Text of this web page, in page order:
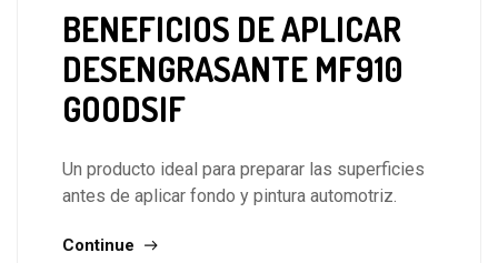
BENEFICIOS DE APLICAR
DESENGRASANTE MF910
GOODSIF
Un producto ideal para preparar las superficies
antes de aplicar fondo y pintura automotriz.
Continue